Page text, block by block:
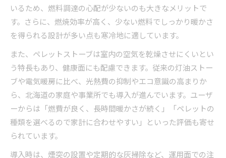
いるため、燃料調達の心配が少ないのも大きなメリットで
す。さらに、燃焼効率が高く、少ない燃料でしっかり暖かさ
を得られる設計が多い点も寒冷地に適しています。
また、ペレットストーブは室内の空気を乾燥させにくいとい
う特長もあり、健康面にも配慮できます。従来の灯油ストー
ブや電気暖房に比べ、光熱費の抑制やエコ意識の高まりか
ら、北海道の家庭や事業所でも導入が進んでいます。ユーザ
ーからは「燃費が良く、長時間暖かさが続く」「ペレットの
種類を選べるので家計に合わせやすい」といった評価も寄せ
られています。
導入時は、煙突の設置や定期的な灰掃除など、運用面での注